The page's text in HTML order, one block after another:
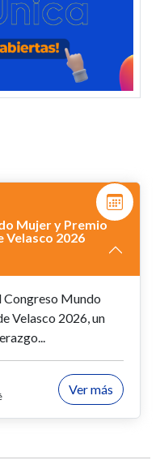
Mujer y Premio
Velasco 2026
Congreso Mundo
Velasco 2026, un
Ver más